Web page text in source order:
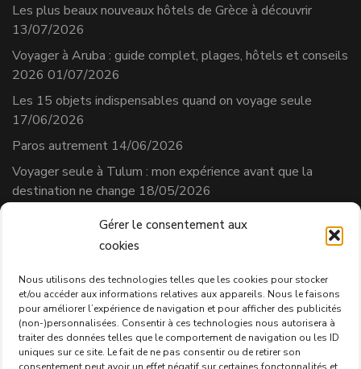
Gérer le consentement aux
cookies
Nous utilisons des technologies telles que les cookies pour stocker
et/ou accéder aux informations relatives aux appareils. Nous le faisons
pour améliorer l’expérience de navigation et pour afficher des publicités
(non-)personnalisées. Consentir à ces technologies nous autorisera à
traiter des données telles que le comportement de navigation ou les ID
uniques sur ce site. Le fait de ne pas consentir ou de retirer son
Les plus beaux nouveaux hôtels de Grèce à découvrir
13/07/2026
Voyager à Aruba : guide complet, plages, hôtels et conseils
2026 01/07/2026
Les 15 objets indispensables quand on voyage seule
17/06/2026
Paros autrement 14/06/2026
Voyager seule à Tulum : mon expérience avant que la
destination ne change 18/05/2026
Prestataire de services
N° affilié AVS : 331.684.3
Politique de confidentialité